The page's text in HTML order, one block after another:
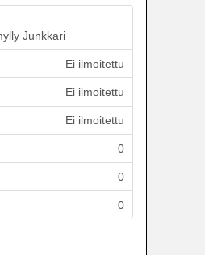
Junkkari
Ei ilmoitettu
Ei ilmoitettu
Ei ilmoitettu
0
0
0